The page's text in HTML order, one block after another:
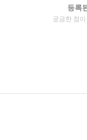
등록
궁금한 점